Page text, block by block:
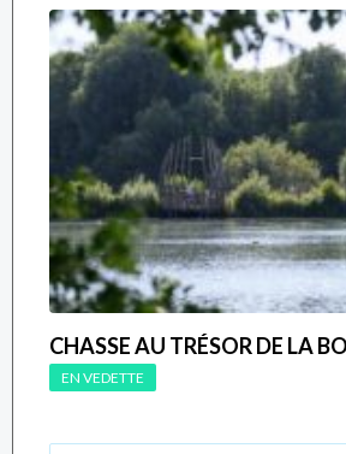
CHASSE AU TRÉSOR DE LA
EN VEDETTE